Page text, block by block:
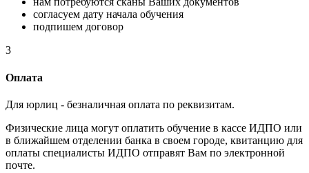
согласуем дату начала обучения
подпишем договор
3
Оплата
Для юрлиц - безналичная оплата по реквизитам.
Физические лица могут оплатить обучение в кассе ИДПО или
в ближайшем отделении банка в своем городе, квитанцию для
оплаты специалисты ИДПО отправят Вам по электронной
почте.